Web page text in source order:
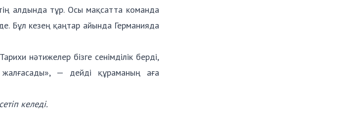
алдында тұр. Осы мақсатта команда
Бұл кезең қаңтар айында Германияда
нәтижелер бізге сенімділік берді,
— дейді құраманың аға
келеді.